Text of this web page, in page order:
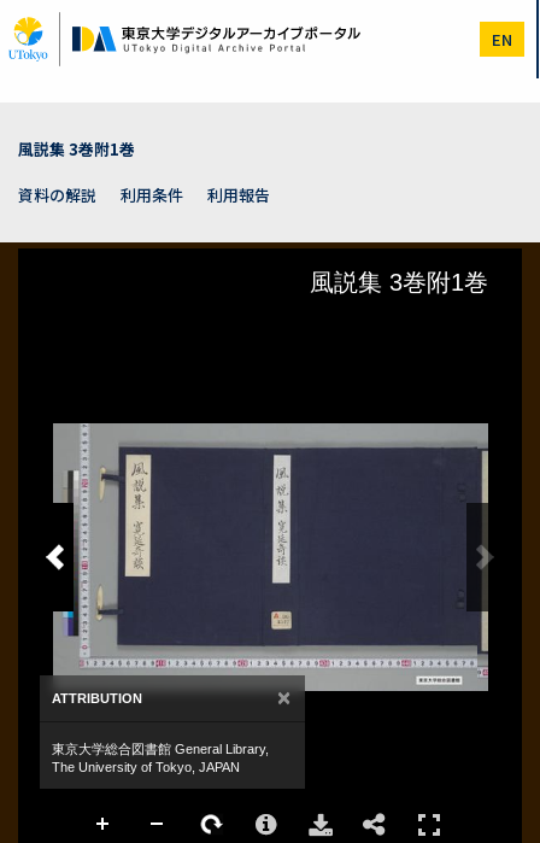
イ
ン
EN
風説集 3巻附1巻
資料の解説
利用条件 利用報告